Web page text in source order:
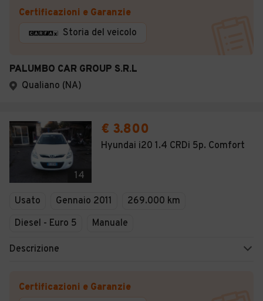
Certificazioni e Garanzie
Storia del veicolo
PALUMBO CAR GROUP S.R.L
Qualiano (NA)
14
€ 3.800
Hyundai i20 1.4 CRDi 5p. Comfort
Usato Gennaio 2011
269.000 km
Diesel - Euro 5
Manuale
Descrizione
Certificazioni e Garanzie